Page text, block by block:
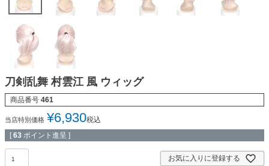
刀剣乱舞 村雲江 風 ウィッグ
商品番号 461
当店特別価格 ¥6,930税込
[ 63 ポイント進呈 ]
お気に入りに登録する